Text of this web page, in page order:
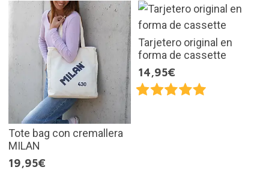
Tote bag con cremallera
MILAN
19,95€
Tarjetero original en
forma de cassette
14,95€